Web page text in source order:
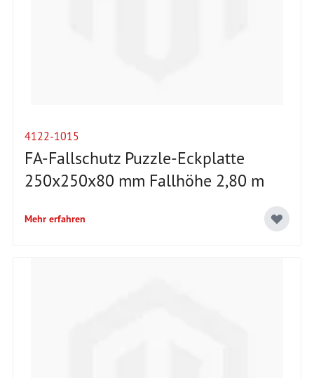
4122-1015
FA-Fallschutz Puzzle-Eckplatte
250x250x80 mm Fallhöhe 2,80 m
Mehr erfahren